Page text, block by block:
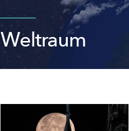
Weltraum